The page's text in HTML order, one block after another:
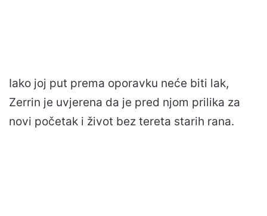
Iako joj put prema oporavku neće biti lak,
Zerrin je uvjerena da je pred njom prilika za
novi početak i život bez tereta starih rana.